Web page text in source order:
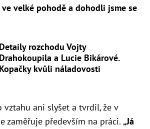
velké pohodě a dohodli jsme se
Detaily rozchodu Vojty
Drahokoupila a Lucie Bikárové.
Kopačky kvůli náladovosti
vztahu ani slyšet a tvrdil, že v
zaměřuje především na práci. „Já